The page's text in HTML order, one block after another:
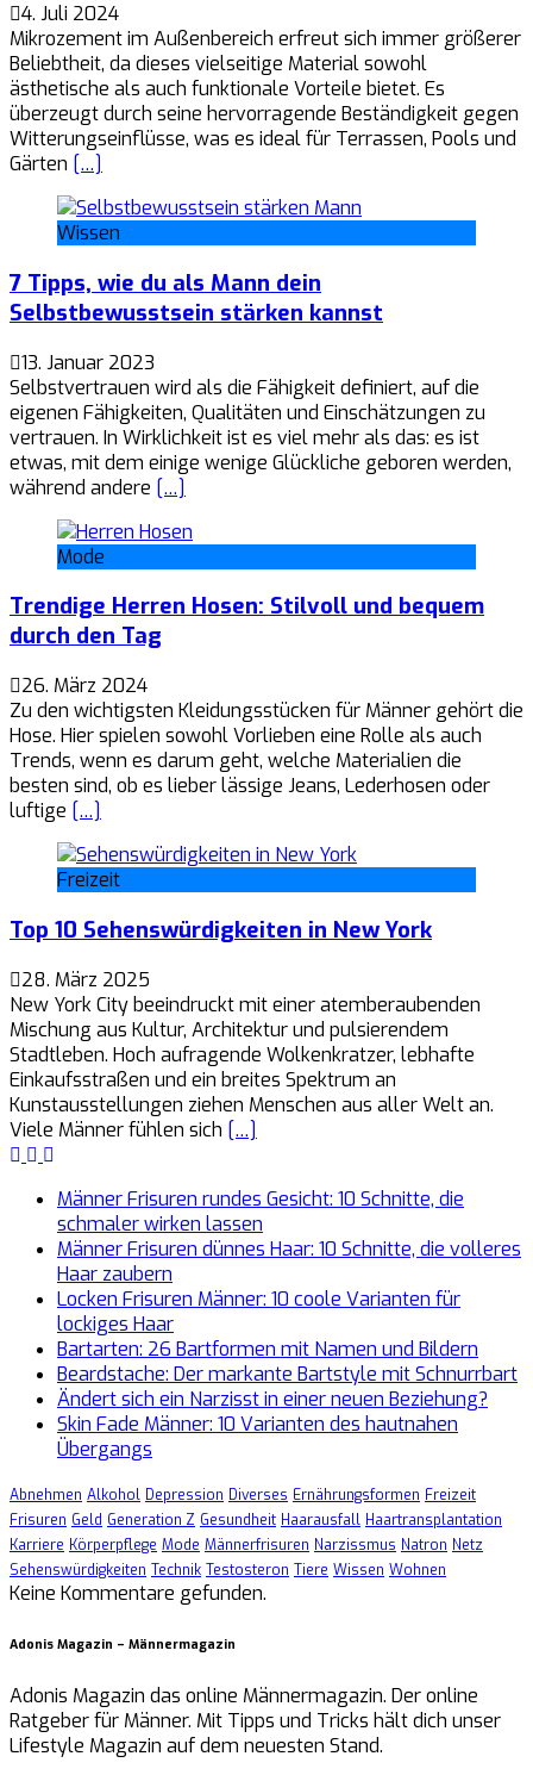
4. Juli 2024
Mikrozement im Außenbereich erfreut sich immer größerer
Beliebtheit, da dieses vielseitige Material sowohl
ästhetische als auch funktionale Vorteile bietet. Es
überzeugt durch seine hervorragende Beständigkeit gegen
Witterungseinflüsse, was es ideal für Terrassen, Pools und
Gärten […]
Wissen
7 Tipps, wie du als Mann dein
Selbstbewusstsein stärken kannst
13. Januar 2023
Selbstvertrauen wird als die Fähigkeit definiert, auf die
eigenen Fähigkeiten, Qualitäten und Einschätzungen zu
vertrauen. In Wirklichkeit ist es viel mehr als das: es ist
etwas, mit dem einige wenige Glückliche geboren werden,
während andere […]
Mode
Trendige Herren Hosen: Stilvoll und bequem
durch den Tag
26. März 2024
Zu den wichtigsten Kleidungsstücken für Männer gehört die
Hose. Hier spielen sowohl Vorlieben eine Rolle als auch
Trends, wenn es darum geht, welche Materialien die
besten sind, ob es lieber lässige Jeans, Lederhosen oder
luftige […]
Freizeit
Top 10 Sehenswürdigkeiten in New York
28. März 2025
New York City beeindruckt mit einer atemberaubenden
Mischung aus Kultur, Architektur und pulsierendem
Stadtleben. Hoch aufragende Wolkenkratzer, lebhafte
Einkaufsstraßen und ein breites Spektrum an
Kunstausstellungen ziehen Menschen aus aller Welt an.
Viele Männer fühlen sich […]
Männer Frisuren rundes Gesicht: 10 Schnitte, die
schmaler wirken lassen
Männer Frisuren dünnes Haar: 10 Schnitte, die volleres
Haar zaubern
Locken Frisuren Männer: 10 coole Varianten für
lockiges Haar
Bartarten: 26 Bartformen mit Namen und Bildern
Beardstache: Der markante Bartstyle mit Schnurrbart
Ändert sich ein Narzisst in einer neuen Beziehung?
Skin Fade Männer: 10 Varianten des hautnahen
Übergangs
Abnehmen Alkohol Depression Diverses Ernährungsformen Freizeit
Frisuren Geld Generation Z Gesundheit Haarausfall Haartransplantation
Karriere Körperpflege Mode Männerfrisuren Narzissmus Natron Netz
Sehenswürdigkeiten Technik Testosteron Tiere Wissen Wohnen
Keine Kommentare gefunden.
Adonis Magazin – Männermagazin
Adonis Magazin das online Männermagazin. Der online
Ratgeber für Männer. Mit Tipps und Tricks hält dich unser
Lifestyle Magazin auf dem neuesten Stand.